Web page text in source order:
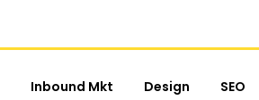
Inbound Mkt Design SEO